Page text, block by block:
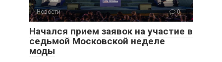
Новости 0
Начался прием заявок на участие в
седьмой Московской неделе
моды